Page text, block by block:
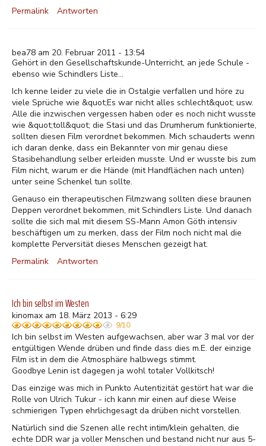
Permalink
Antworten
bea78 am 20. Februar 2011 - 13:54
Gehört in den Gesellschaftskunde-Unterricht, an jede Schule -
ebenso wie Schindlers Liste...
Ich kenne leider zu viele die in Ostalgie verfallen und höre zu
viele Sprüche wie &quot;Es war nicht alles schlecht&quot; usw.
Alle die inzwischen vergessen haben oder es noch nicht wusste
wie &quot;toll&quot; die Stasi und das Drumherum funktionierte,
sollten diesen Film verordnet bekommen. Mich schauderts wenn
ich daran denke, dass ein Bekannter von mir genau diese
Stasibehandlung selber erleiden musste. Und er wusste bis zum
Film nicht, warum er die Hände (mit Handflächen nach unten)
unter seine Schenkel tun sollte.
Genauso ein therapeutischen Filmzwang sollten diese braunen
Deppen verordnet bekommen, mit Schindlers Liste. Und danach
sollte die sich mal mit diesem SS-Mann Amon Göth intensiv
beschäftigen um zu merken, dass der Film noch nicht mal die
komplette Perversität dieses Menschen gezeigt hat.
Permalink
Antworten
Ich bin selbst im Westen
kinomax am 18. März 2013 - 6:29
9/10
Ich bin selbst im Westen aufgewachsen, aber war 3 mal vor der
entgültigen Wende drüben und finde dass dies m.E. der einzige
Film ist in dem die Atmosphäre halbwegs stimmt.
Goodbye Lenin ist dagegen ja wohl totaler Vollkitsch!
Das einzige was mich in Punkto Autentizität gestört hat war die
Rolle von Ulrich Tukur - ich kann mir einen auf diese Weise
schmierigen Typen ehrlichgesagt da drüben nicht vorstellen.
Natürlich sind die Szenen alle recht intim/klein gehalten, die
echte DDR war ja voller Menschen und bestand nicht nur aus 5-